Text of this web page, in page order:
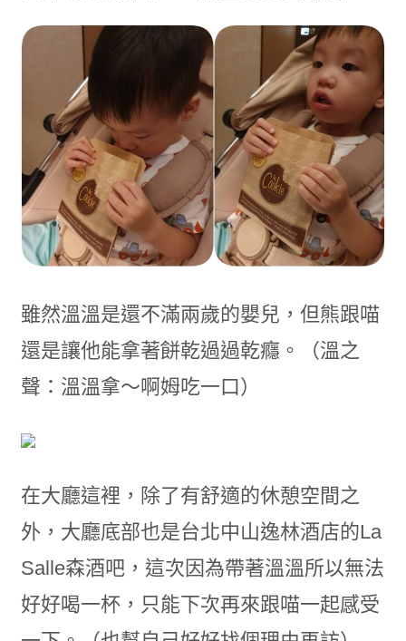
雖然溫溫是還不滿兩歲的嬰兒，但熊跟喵
還是讓他能拿著餅乾過過乾癮。（溫之
聲：溫溫拿～啊姆吃一口）
在大廳這裡，除了有舒適的休憩空間之
外，大廳底部也是台北中山逸林酒店的La
Salle森酒吧，這次因為帶著溫溫所以無法
好好喝一杯，只能下次再來跟喵一起感受